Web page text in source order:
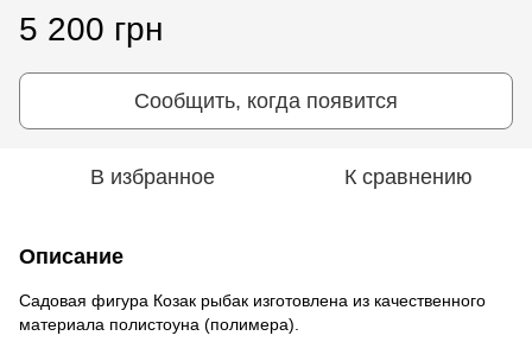
5 200 грн
Сообщить, когда появится
В избранное К сравнению
Описание
Cадовая фигура Козак рыбак изготовлена из качественного
материала полистоуна (полимера).